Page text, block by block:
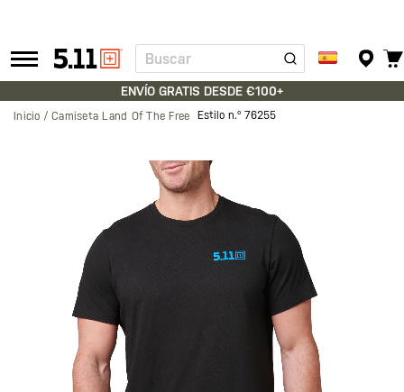
Tactical
Gear
Buscar
ENVÍO GRATIS DESDE €100+
Inicio Camiseta Land Of The Free Estilo n.º 76255
imágenes